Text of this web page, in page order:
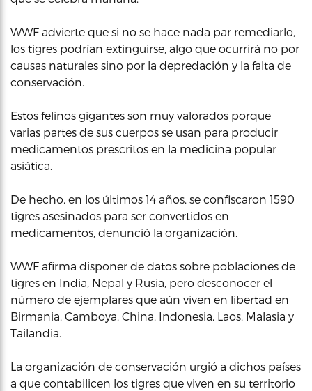
WWF advierte que si no se hace nada par remediarlo,
los tigres podrían extinguirse, algo que ocurrirá no por
causas naturales sino por la depredación y la falta de
conservación.
Estos felinos gigantes son muy valorados porque
varias partes de sus cuerpos se usan para producir
medicamentos prescritos en la medicina popular
asiática.
De hecho, en los últimos 14 años, se confiscaron 1590
tigres asesinados para ser convertidos en
medicamentos, denunció la organización.
WWF afirma disponer de datos sobre poblaciones de
tigres en India, Nepal y Rusia, pero desconocer el
número de ejemplares que aún viven en libertad en
Birmania, Camboya, China, Indonesia, Laos, Malasia y
Tailandia.
La organización de conservación urgió a dichos países
a que contabilicen los tigres que viven en su territorio